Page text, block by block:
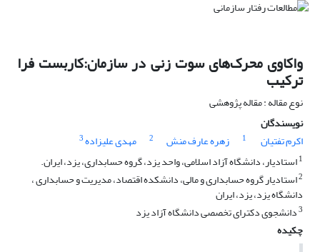
واکاوی محرک‌های سوت زنی در سازمان:کاربست فرا
ترکیب
نوع مقاله : مقاله پژوهشی
نویسندگان
اکرم تفتیان
1 زهره عارف منش 2 مهدی علیزاده3
1استادیار، دانشگاه آزاد اسلامی، واحد یزد، گروه حسابداری، یزد، ایران.
2استادیار گروه حسابداری و مالی، دانشکده اقتصاد، مدیریت و حسابداری ،
دانشگاه یزد، یزد، ایران
3دانشجوی دکترای تخصصی دانشگاه آزاد یزد
چکیده